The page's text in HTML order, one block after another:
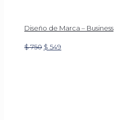
Diseño de Marca – Business
$750 Original
$ 549